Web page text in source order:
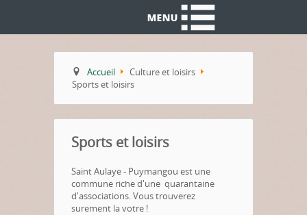
Accueil
Culture et loisirs
Sports et loisirs
Sports et loisirs
Saint Aulaye - Puymangou est une
commune riche d'une quarantaine
d'associations. Vous trouverez
surement la votre !